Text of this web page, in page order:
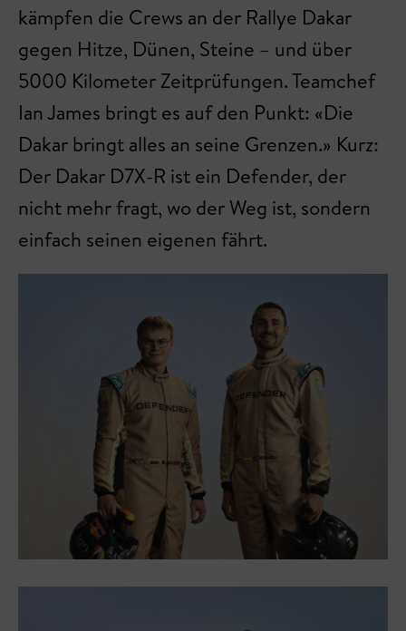
kämpfen die Crews an der Rallye Dakar
gegen Hitze, Dünen, Steine – und über
5000 Kilometer Zeitprüfungen. Teamchef
Ian James bringt es auf den Punkt: «Die
Dakar bringt alles an seine Grenzen.» Kurz:
Der Dakar D7X-R ist ein Defender, der
nicht mehr fragt, wo der Weg ist, sondern
einfach seinen eigenen fährt.